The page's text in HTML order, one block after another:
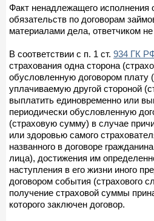
Факт ненадлежащего исполнения
обязательств по договорам
материалами дела, ответчиком
В соответствии с п. 1 ст. 934 ГК
страхования одна сторона
обусловленную договором плату
уплачиваемую другой стороной
выплатить единовременно или
периодически обусловленную
(страховую сумму) в случае
или здоровью самого
названного в договоре
лица), достижения им
наступления в его жизни иного
договором события (страхового
получение страховой суммы
которого заключен договор.